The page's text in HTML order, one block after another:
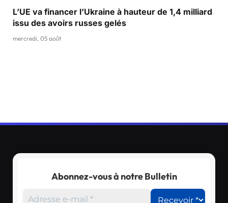
L’UE va financer l’Ukraine à hauteur de 1,4 milliard
issu des avoirs russes gelés
mercredi, 05 août
Abonnez-vous à notre Bulletin